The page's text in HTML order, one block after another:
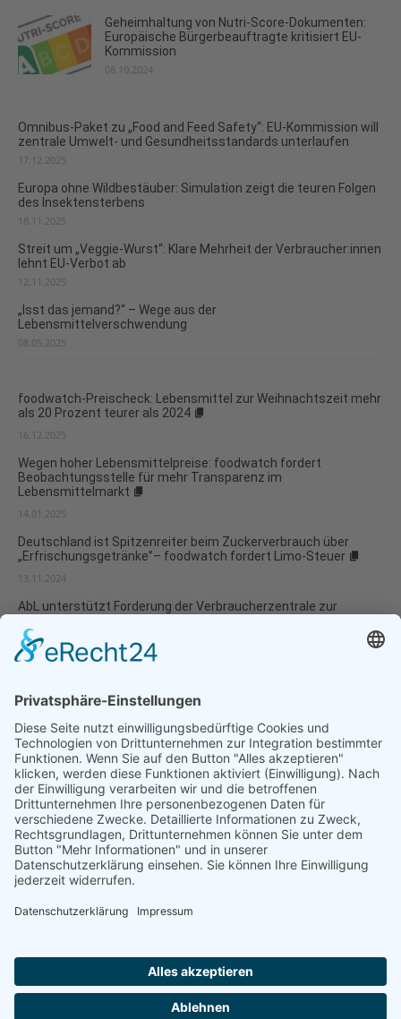
Geheimhaltung von Nutri-Score-Dokumenten:
Europäische Bürgerbeauftragte kritisiert EU-
Kommission
08.10.2024
Omnibus-Paket zu „Food and Feed Safety“: EU-Kommission will
zentrale Umwelt- und Gesundheitsstandards unterlaufen
17.12.2025
Europa ohne Wildbestäuber: Simulation zeigt die teuren Folgen
des Insektensterbens
18.11.2025
Streit um „Veggie-Wurst“: Klare Mehrheit der Verbraucher:innen
lehnt EU-Verbot ab
12.11.2025
„Isst das jemand?“ – Wege aus der
Lebensmittelverschwendung
08.05.2025
foodwatch-Preischeck: Lebensmittel zur Weihnachtszeit mehr
als 20 Prozent teurer als 2024
16.12.2025
Wegen hoher Lebensmittelpreise: foodwatch fordert
Beobachtungsstelle für mehr Transparenz im
Lebensmittelmarkt
14.01.2025
Deutschland ist Spitzenreiter beim Zuckerverbrauch über
„Erfrischungsgetränke”– foodwatch fordert Limo-Steuer
13.11.2024
AbL unterstützt Forderung der Verbraucherzentrale zur
29.08.2024
Datenschutzerklärung
Impressum
© GreenConnect®2000 - 2026